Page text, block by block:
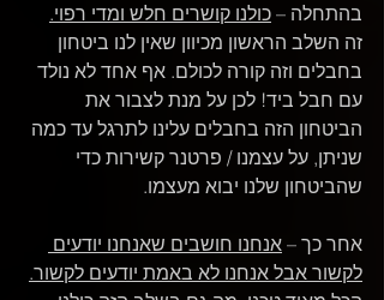
בהתחלה – כולנו קושרים חלש ומדי רפוי.
זה השלב הראשון מכיוון שאין לנו ביטחון
בחבלים וזה קורה לכולם. אף אחד לא נולד
עם חבל ביד! לכן על מנת לצבור את
הביטחון הזה בחבלים עלינו לתרגל עד כמה
שניתן, על עצמנו / פרטנר קשירות כדי
שהביטחון שלנו יבוא מעצמו.
אחר כך – אנחנו חושבים שאנחנו יודעים
לקשור אבל אנחנו לא באמת יודעים לקשור.